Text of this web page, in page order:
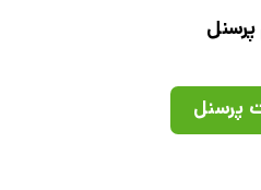
پرسنل
پرسنل